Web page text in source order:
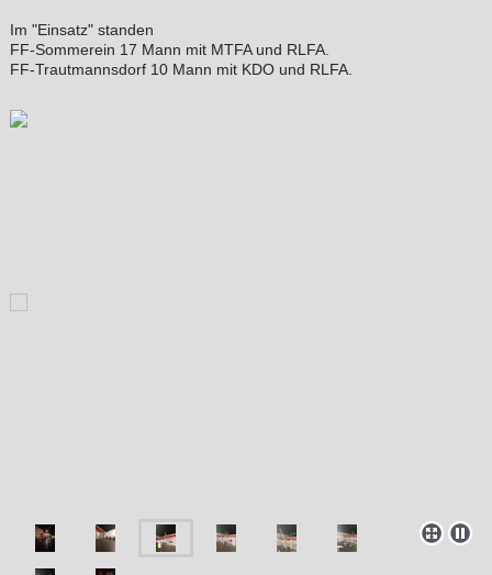
Im "Einsatz" standen
FF-Sommerein 17 Mann mit MTFA und RLFA.
FF-Trautmannsdorf 10 Mann mit KDO und RLFA.